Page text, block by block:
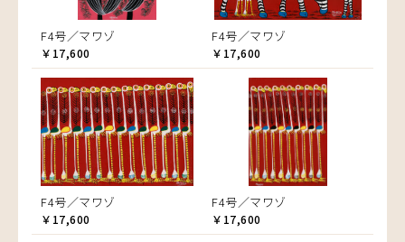
F4号／マワゾ
￥17,600
F4号／マワゾ
￥17,600
F4号／マワゾ
￥17,600
F4号／マワゾ
￥17,600